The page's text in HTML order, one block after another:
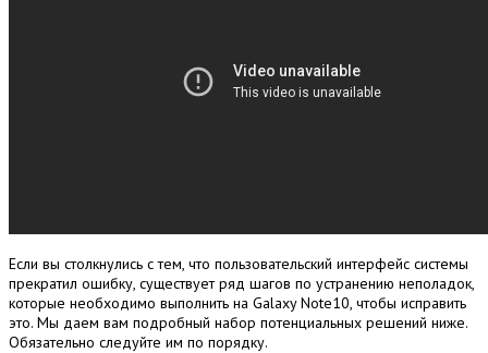
Если вы столкнулись с тем, что пользовательский интерфейс системы
прекратил ошибку, существует ряд шагов по устранению неполадок,
которые необходимо выполнить на Galaxy Note10, чтобы исправить
это. Мы даем вам подробный набор потенциальных решений ниже.
Обязательно следуйте им по порядку.